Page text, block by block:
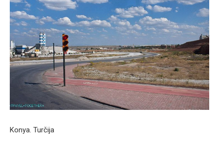
Konya. Turčija